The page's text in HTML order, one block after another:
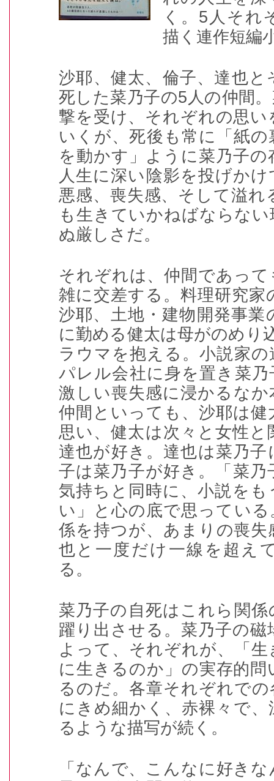
く。 5 人それ
描く連作短編
沙耶、健太、倫子、達也
死した菜乃子の5 人の仲間
撃を受け、それぞれの思
いくが、死後も常に「紙
を動かす」ように菜乃子
人生に深い陰影を投げか
悪感、喪失感、そして溢れ
も生きていかねばならな
ぬ厳しさだ。
それぞれは、仲間であっ
雑に交差する。料理研究
沙耶、土地・建物開発事
に勤める健太は母がのめり
ラウマを抱える。小説家
パレル会社に身を置き菜
激しい喪失感に浸かるな
仲間といっても、沙耶は
思い、健太は次々と女性
達也が好き。達也は菜乃
子は菜乃子が好き。「菜
気持ちと同時に、小説を
い」と心の底で思ってい
係を持つが、あまりの喪
也と一度だけ一線を超え
る。
菜乃子の自死はこれら関
躍り出させる。菜乃子の
よって、それぞれが、「
に生きるのか」の実存的
るのだ。各章それぞれで
にきめ細かく、赤裸々で
るような描写が続く。
「なんで、こんなに好き